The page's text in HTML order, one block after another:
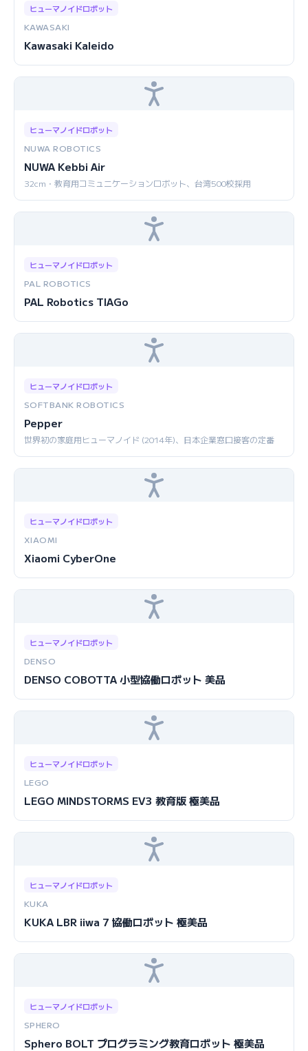
ヒューマノイドロボット
KAWASAKI
Kawasaki Kaleido
ヒューマノイドロボット
NUWA ROBOTICS
NUWA Kebbi Air
32cm・教育用コミュニケーションロボット、台湾500校採用
ヒューマノイドロボット
PAL ROBOTICS
PAL Robotics TIAGo
ヒューマノイドロボット
SOFTBANK ROBOTICS
Pepper
世界初の家庭用ヒューマノイド (2014年)、日本企業窓口接客の定番
ヒューマノイドロボット
XIAOMI
Xiaomi CyberOne
ヒューマノイドロボット
DENSO
DENSO COBOTTA 小型協働ロボット 美品
ヒューマノイドロボット
LEGO
LEGO MINDSTORMS EV3 教育版 極美品
ヒューマノイドロボット
KUKA
KUKA LBR iiwa 7 協働ロボット 極美品
ヒューマノイドロボット
SPHERO
Sphero BOLT プログラミング教育ロボット 極美品